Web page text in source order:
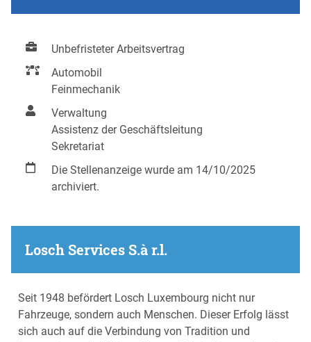
Unbefristeter Arbeitsvertrag
Automobil
Feinmechanik
Verwaltung
Assistenz der Geschäftsleitung
Sekretariat
Die Stellenanzeige wurde am 14/10/2025
archiviert.
Losch Services S.à r.l.
Seit 1948 befördert Losch Luxembourg nicht nur
Fahrzeuge, sondern auch Menschen. Dieser Erfolg lässt
sich auch auf die Verbindung von Tradition und